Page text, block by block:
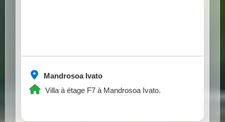
Mandrosoa Ivato
Villa à étage F7 à Mandrosoa Ivato.